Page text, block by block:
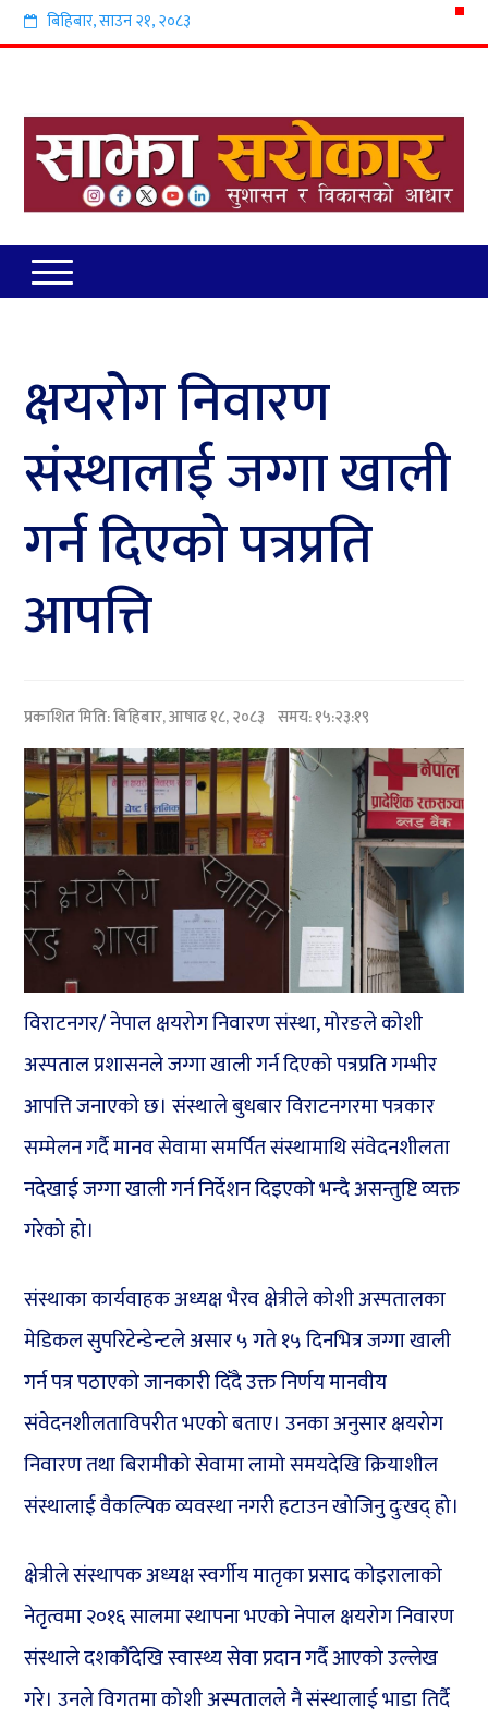
बिहिबार,साउन२१,२०८३
क्षयरोग निवारण
संस्थालाई जग्गा खाली
गर्न दिएको पत्रप्रति
आपत्ति
प्रकाशित मिति:बिहिबार, आषाढ १८, २०८३ समय: १५:२३:१९
विराटनगर/ नेपाल क्षयरोग निवारण संस्था, मोरङले कोशी
अस्पताल प्रशासनले जग्गा खाली गर्न दिएको पत्रप्रति गम्भीर
आपत्ति जनाएको छ। संस्थाले बुधबार विराटनगरमा पत्रकार
सम्मेलन गर्दै मानव सेवामा समर्पित संस्थामाथि संवेदनशीलता
नदेखाई जग्गा खाली गर्न निर्देशन दिइएको भन्दै असन्तुष्टि व्यक्त
गरेको हो।
संस्थाका कार्यवाहक अध्यक्ष भैरव क्षेत्रीले कोशी अस्पतालका
मेडिकल सुपरिटेन्डेन्टले असार ५ गते १५ दिनभित्र जग्गा खाली
गर्न पत्र पठाएको जानकारी दिँदै उक्त निर्णय मानवीय
संवेदनशीलताविपरीत भएको बताए। उनका अनुसार क्षयरोग
निवारण तथा बिरामीको सेवामा लामो समयदेखि क्रियाशील
संस्थालाई वैकल्पिक व्यवस्था नगरी हटाउन खोजिनु दुःखद् हो।
क्षेत्रीले संस्थापक अध्यक्ष स्वर्गीय मातृका प्रसाद कोइरालाको
नेतृत्वमा २०१६ सालमा स्थापना भएको नेपाल क्षयरोग निवारण
संस्थाले दशकौँदेखि स्वास्थ्य सेवा प्रदान गर्दै आएको उल्लेख
गरे। उनले विगतमा कोशी अस्पतालले नै संस्थालाई भाडा तिर्दै